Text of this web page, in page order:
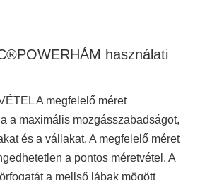
használati
A megfelelő méret
a maximális mozgásszabadságot,
és a vállakat. A megfelelő méret
a pontos méretvétel. A
a mellső lábak mögött